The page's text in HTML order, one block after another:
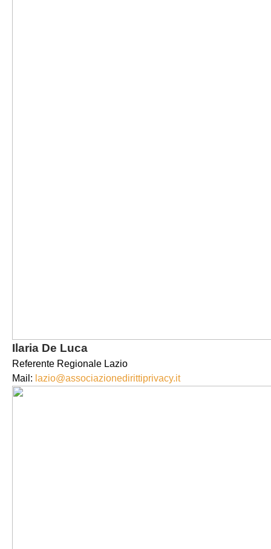
Ilaria De Luca
Referente Regionale Lazio
Mail: lazio@associazionedirittiprivacy.it